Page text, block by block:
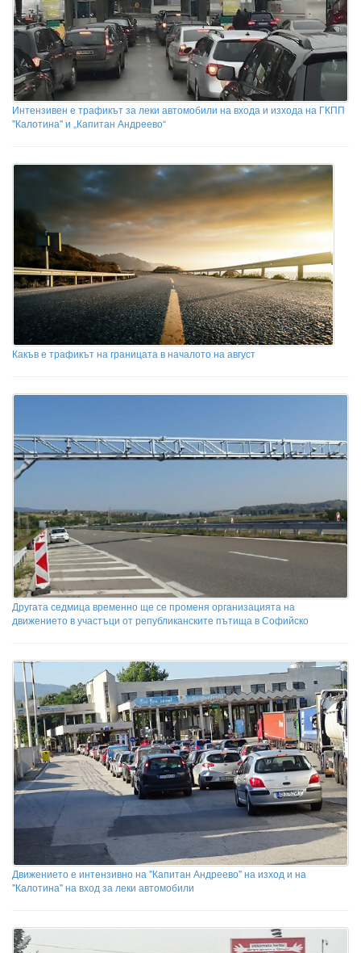
Интензивен е трафикът за леки автомобили на входа и изхода на ГКПП
''Калотина'' и „Капитан Андреево“
Какъв е трафикът на границата в началото на август
Другата седмица временно ще се променя организацията на
движението в участъци от републиканските пътища в Софийско
Движението е интензивно на "Капитан Андреево" на изход и на
"Калотина" на вход за леки автомобили